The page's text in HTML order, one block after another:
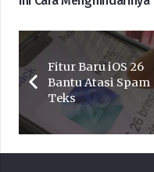
Fitur Baru iOS 26
Bantu Atasi Spam
Teks